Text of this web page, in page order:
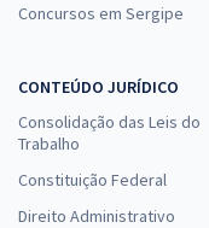
Concursos em Sergipe
CONTEÚDO JURÍDICO
Consolidação das Leis do
Trabalho
Constituição Federal
Direito Administrativo